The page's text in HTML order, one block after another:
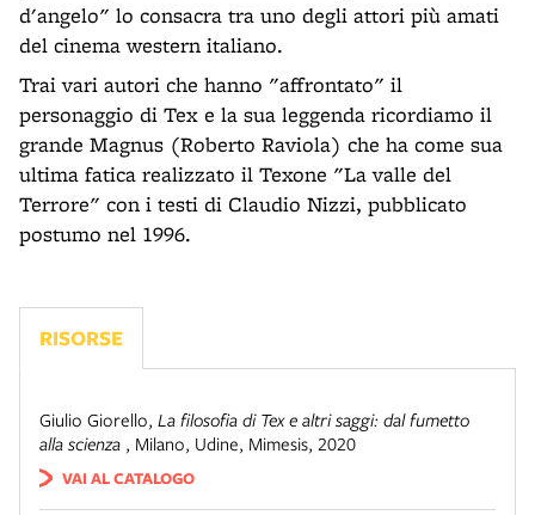
d'angelo" lo consacra tra uno degli attori più amati
del cinema western italiano.
Trai vari autori che hanno "affrontato" il
personaggio di Tex e la sua leggenda ricordiamo il
grande Magnus (Roberto Raviola) che ha come sua
ultima fatica realizzato il Texone "La valle del
Terrore" con i testi di Claudio Nizzi, pubblicato
postumo nel 1996.
RISORSE
Giulio Giorello, La filosofia di Tex e altri saggi: dal fumetto
alla scienza , Milano, Udine, Mimesis, 2020
VAI AL CATALOGO